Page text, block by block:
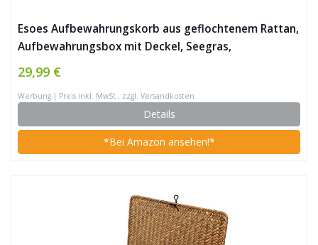
Esoes Aufbewahrungskorb aus geflochtenem Rattan,
Aufbewahrungsbox mit Deckel, Seegras,
Wäschekörbe, Make-up-Organizer für Badezimmer,
Wohnzimmer, Küche (XXL)
29,99 €
Werbung | Preis inkl. MwSt., zzgl. Versandkosten
Details
*Bei Amazon ansehen!*